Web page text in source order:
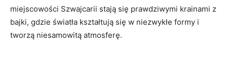
miejscowości⁤ Szwajcarii ‍stają się prawdziwymi krainami ‌z
⁢bajki,⁢ gdzie⁢ światła kształtują się w niezwykłe formy i
tworzą niesamowitą atmosferę.